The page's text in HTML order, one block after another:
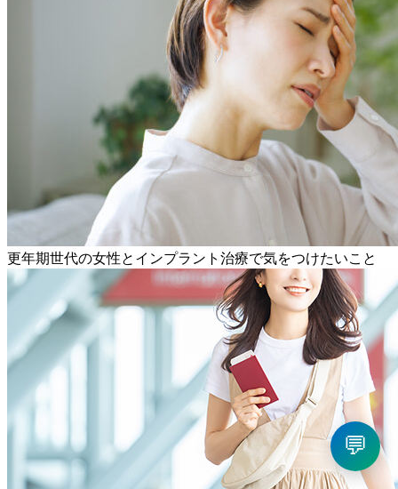
更年期世代の女性とインプラント治療で気をつけたいこと
💬